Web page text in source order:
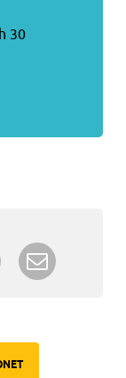
30
sur Google+
Imprimer